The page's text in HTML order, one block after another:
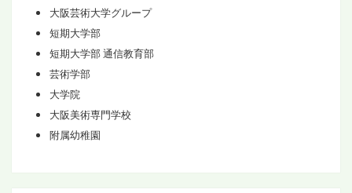
大阪芸術大学グループ
短期大学部
短期大学部 通信教育部
芸術学部
大学院
大阪美術専門学校
附属幼稚園